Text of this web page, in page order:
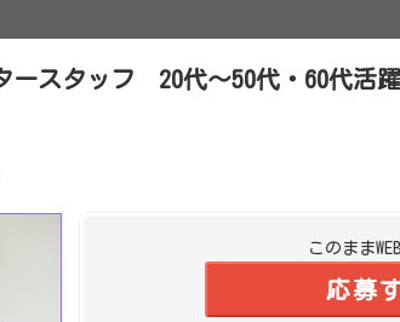
ースタッフ 20代～50代・60代活
このまま
応募